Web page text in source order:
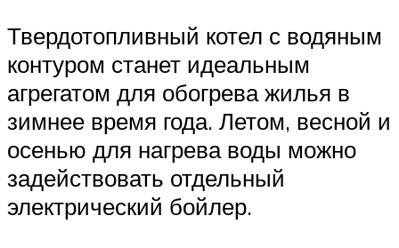
Твердотопливный котел с водяным
контуром станет идеальным
агрегатом для обогрева жилья в
зимнее время года. Летом, весной и
осенью для нагрева воды можно
задействовать отдельный
электрический бойлер.